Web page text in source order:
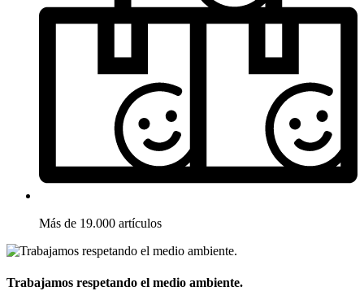
Más de 19.000 artículos
Trabajamos respetando el medio ambiente.